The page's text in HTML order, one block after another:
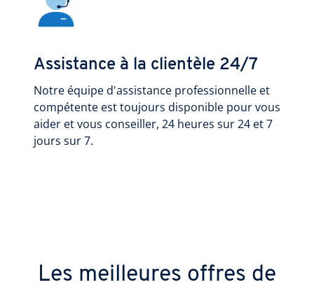
Assistance à la clientèle 24/7
Notre équipe d'assistance professionnelle et
compétente est toujours disponible pour vous
aider et vous conseiller, 24 heures sur 24 et 7
jours sur 7.
Les meilleures offres de